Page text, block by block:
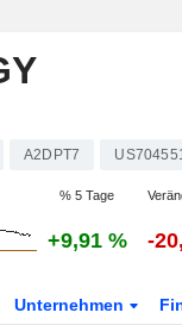
A2DPT7
% 5 Tage
+9,91 % -
Unternehmen